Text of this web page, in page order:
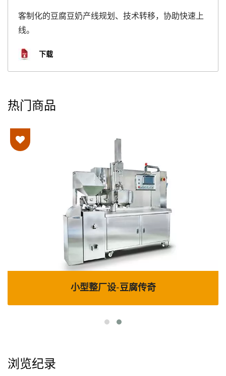
客制化的豆腐豆奶产线规划、技术转移，协助快速上
线。
下载
热门商品
小型整厂设-豆腐传奇
浏览纪录